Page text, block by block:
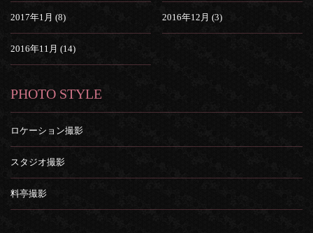
2017年1月 (8) 2016年12月 (3)
2016年11月 (14)
PHOTO STYLE
ロケーション撮影
スタジオ撮影
料亭撮影